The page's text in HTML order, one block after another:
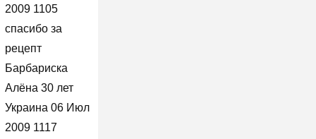
2009 1105
спасибо за
рецепт
Барбариска
Алёна 30 лет
Украина 06 Июл
2009 1117